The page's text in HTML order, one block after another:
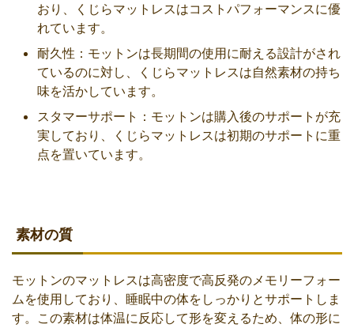
おり、くじらマットレスはコストパフォーマンスに優
れています。
耐久性：モットンは長期間の使用に耐える設計がされ
ているのに対し、くじらマットレスは自然素材の持ち
味を活かしています。
スタマーサポート：モットンは購入後のサポートが充
実しており、くじらマットレスは初期のサポートに重
点を置いています。
素材の質
モットンのマットレスは高密度で高反発のメモリーフォー
ムを使用しており、睡眠中の体をしっかりとサポートしま
す。この素材は体温に反応して形を変えるため、体の形に